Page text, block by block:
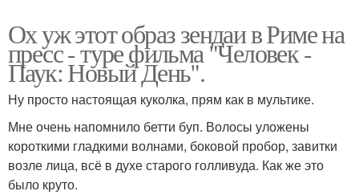
Ох уж этот образ зендаи в Риме на
пресс - туре фильма "Человек -
Паук: Новый День".
Ну просто настоящая куколка, прям как в мультике.
Мне очень напомнило бетти буп. Волосы уложены
короткими гладкими волнами, боковой пробор, завитки
возле лица, всё в духе старого голливуда. Как же это
было круто.